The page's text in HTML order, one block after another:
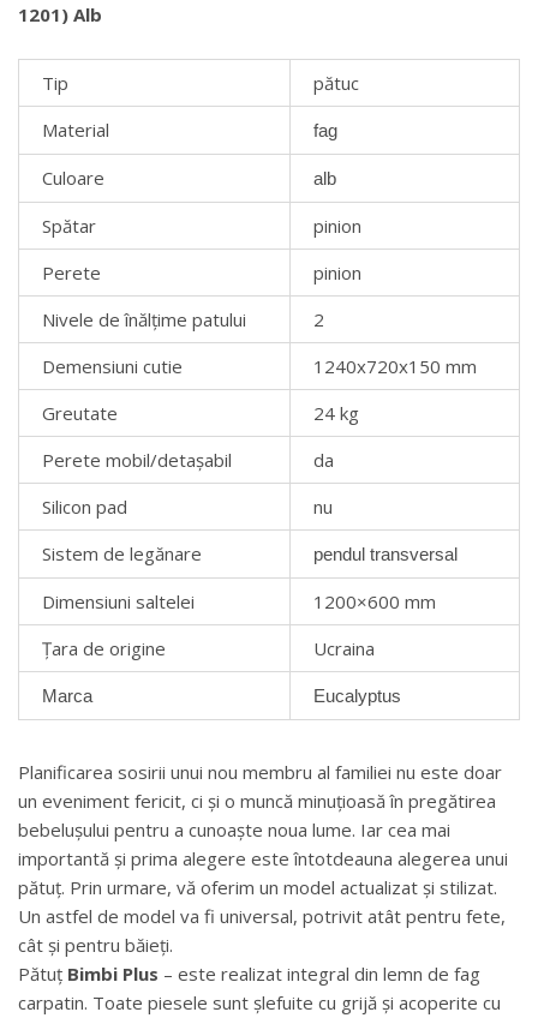
1201) Alb
Tip
pătuc
Material
fag
Culoare alb
Spătar
pinion
Perete
pinion
Nivele de înălțime patului
2
Demensiuni cutie
1240х720х150 mm
Greutate
24 kg
Perete mobil/detașabil
da
Silicon pad
nu
Sistem de legănare
pendul transversal
Dimensiuni saltelei
1200×600 mm
Țara de origine
Ucraina
Marca Eucalyptus
Planificarea sosirii unui nou membru al familiei nu este doar
un eveniment fericit, ci și o muncă minuțioasă în pregătirea
bebelușului pentru a cunoaște noua lume. Iar cea mai
importantă și prima alegere este întotdeauna alegerea unui
pătuț. Prin urmare, vă oferim un model actualizat și stilizat.
Un astfel de model va fi universal, potrivit atât pentru fete,
cât și pentru băieți.
Pătuț Bimbi Plus – este realizat integral din lemn de fag
carpatin. Toate piesele sunt șlefuite cu grijă și acoperite cu